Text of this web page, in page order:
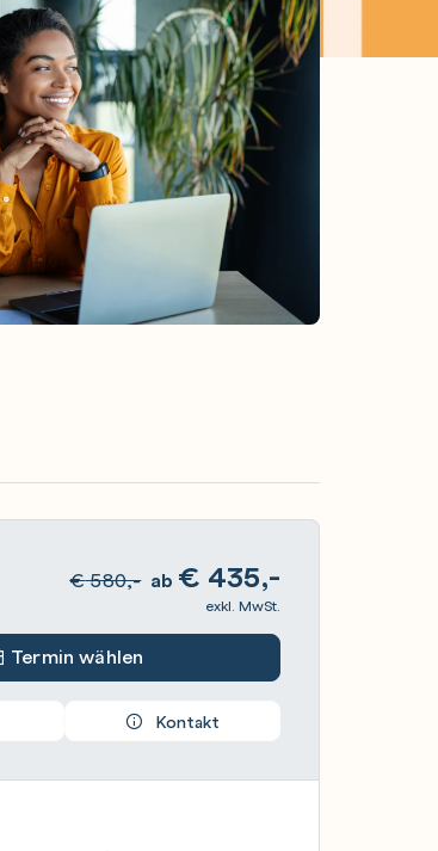
€580,- ab € 435,-
exkl. MwSt.
Termin wählen
Kontakt